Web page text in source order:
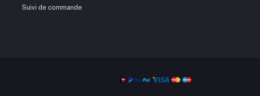
Suivi de commande